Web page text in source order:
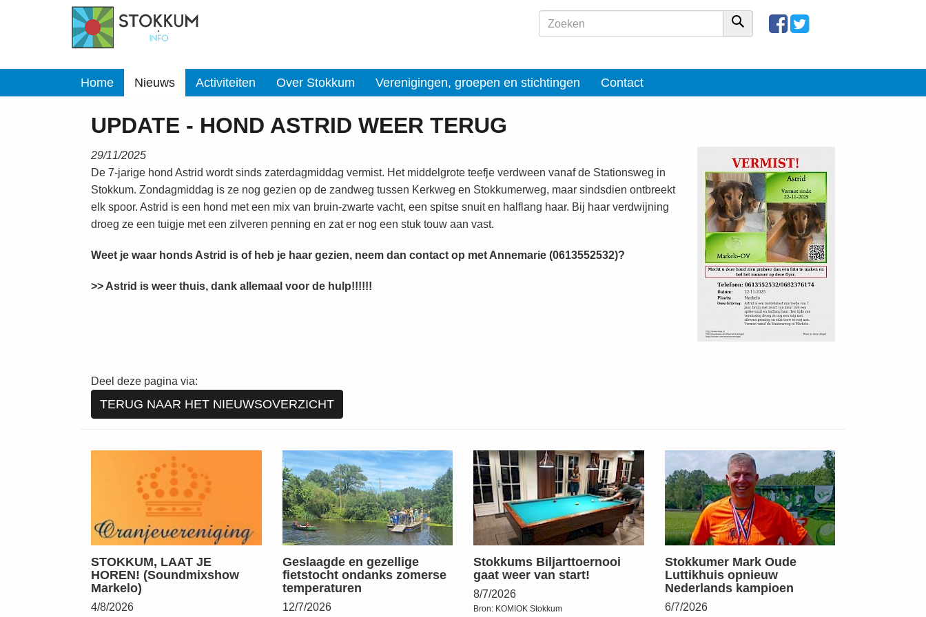
Home Nieuws Activiteiten Over Stokkum Verenigingen, groepen en stichtingen Contact
UPDATE - HOND ASTRID WEER TERUG
29/11/2025
De 7-jarige hond Astrid wordt sinds zaterdagmiddag vermist. Het middelgrote teefje verdween vanaf de Stationsweg in
Stokkum. Zondagmiddag is ze nog gezien op de zandweg tussen Kerkweg en Stokkumerweg, maar sindsdien ontbreekt
elk spoor. Astrid is een hond met een mix van bruin-zwarte vacht, een spitse snuit en halflang haar. Bij haar verdwijning
droeg ze een tuigje met een zilveren penning en zat er nog een stuk touw aan vast.
Weet je waar honds Astrid is of heb je haar gezien, neem dan contact op met Annemarie (0613552532)?
>> Astrid is weer thuis, dank allemaal voor de hulp!!!!!!
Deel deze pagina via:
TERUG NAAR HET NIEUWSOVERZICHT
STOKKUM, LAAT JE
HOREN! (Soundmixshow
Markelo)
4/8/2026
Geslaagde en gezellige
fietstocht ondanks zomerse
temperaturen
12/7/2026
Stokkums Biljarttoernooi
gaat weer van start!
8/7/2026
Bron: KOMIOK Stokkum
Stokkumer Mark Oude
Luttikhuis opnieuw
Nederlands kampioen
6/7/2026